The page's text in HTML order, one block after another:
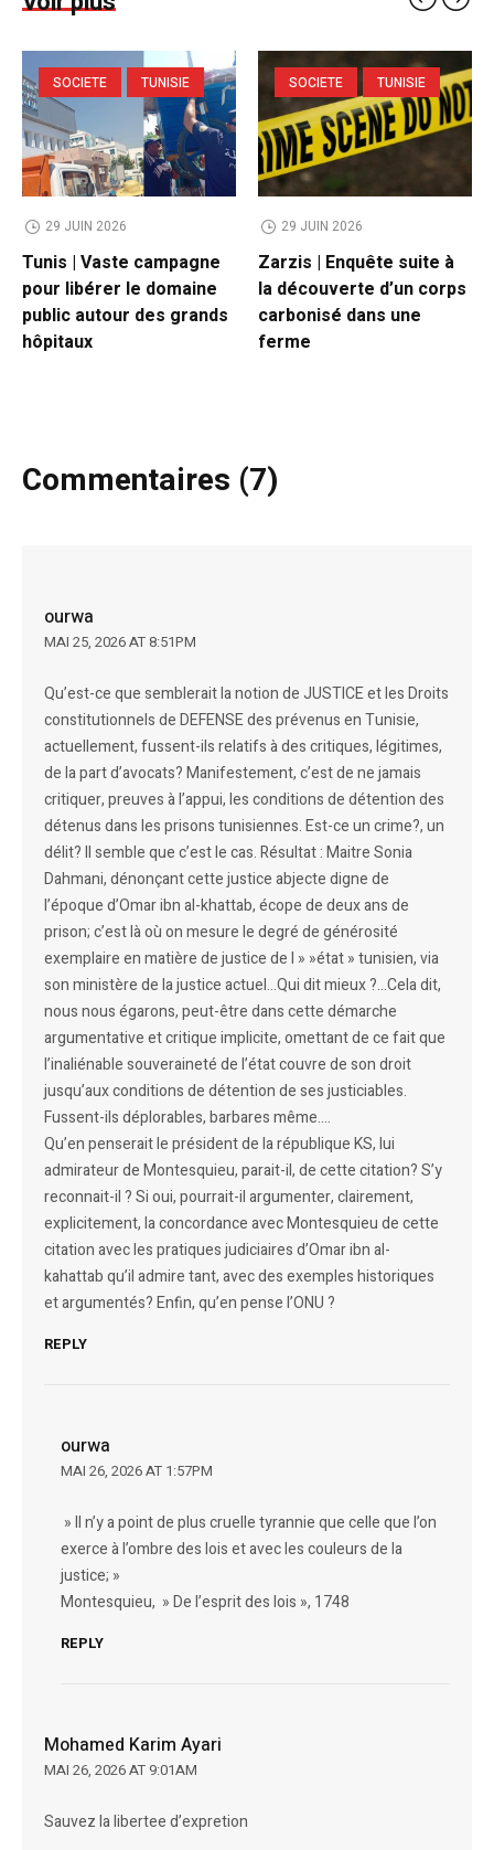
SOCIETE TUNISIE
29 JUIN 2026
Tunis | Vaste campagne
pour libérer le domaine
public autour des grands
hôpitaux
SOCIETE TUNISIE
29 JUIN 2026
Zarzis | Enquête suite à
la découverte d’un corps
carbonisé dans une
ferme
Commentaires (7)
ourwa
MAI 25, 2026 AT 8:51PM
Qu’est-ce que semblerait la notion de JUSTICE et les Droits
constitutionnels de DEFENSE des prévenus en Tunisie,
actuellement, fussent-ils relatifs à des critiques, légitimes,
de la part d’avocats? Manifestement, c’est de ne jamais
critiquer, preuves à l’appui, les conditions de détention des
détenus dans les prisons tunisiennes. Est-ce un crime?, un
délit? Il semble que c’est le cas. Résultat : Maitre Sonia
Dahmani, dénonçant cette justice abjecte digne de
l’époque d’Omar ibn al-khattab, écope de deux ans de
prison; c’est là où on mesure le degré de générosité
exemplaire en matière de justice de l » »état » tunisien, via
son ministère de la justice actuel…Qui dit mieux ?…Cela dit,
nous nous égarons, peut-être dans cette démarche
argumentative et critique implicite, omettant de ce fait que
l’inaliénable souveraineté de l’état couvre de son droit
jusqu’aux conditions de détention de ses justiciables.
Fussent-ils déplorables, barbares même….
Qu’en penserait le président de la république KS, lui
admirateur de Montesquieu, parait-il, de cette citation? S’y
reconnait-il ? Si oui, pourrait-il argumenter, clairement,
explicitement, la concordance avec Montesquieu de cette
citation avec les pratiques judiciaires d’Omar ibn al-
kahattab qu’il admire tant, avec des exemples historiques
et argumentés? Enfin, qu’en pense l’ONU ?
REPLY
ourwa
MAI 26, 2026 AT 1:57PM
» Il n’y a point de plus cruelle tyrannie que celle que l’on
exerce à l’ombre des lois et avec les couleurs de la
justice; »
Montesquieu, » De l’esprit des lois », 1748
REPLY
Mohamed Karim Ayari
MAI 26, 2026 AT 9:01AM
Sauvez la libertee d’expretion